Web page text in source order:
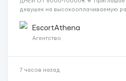
девушек на высокооплачиваемую
хорошие деньги 💶 — это
Требования: ✔️ Возраст от ...
EscortAthena
Агентство
7 часов назад